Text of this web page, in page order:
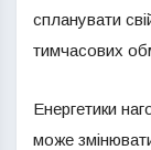
спланувати
тимчасових
Енергетики
може